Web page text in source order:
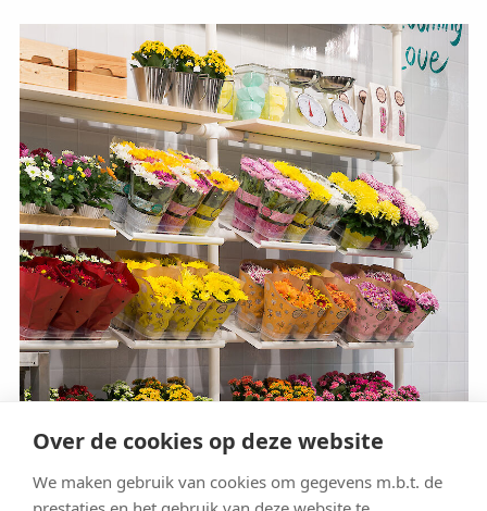
Over de cookies op deze website
We maken gebruik van cookies om gegevens m.b.t. de